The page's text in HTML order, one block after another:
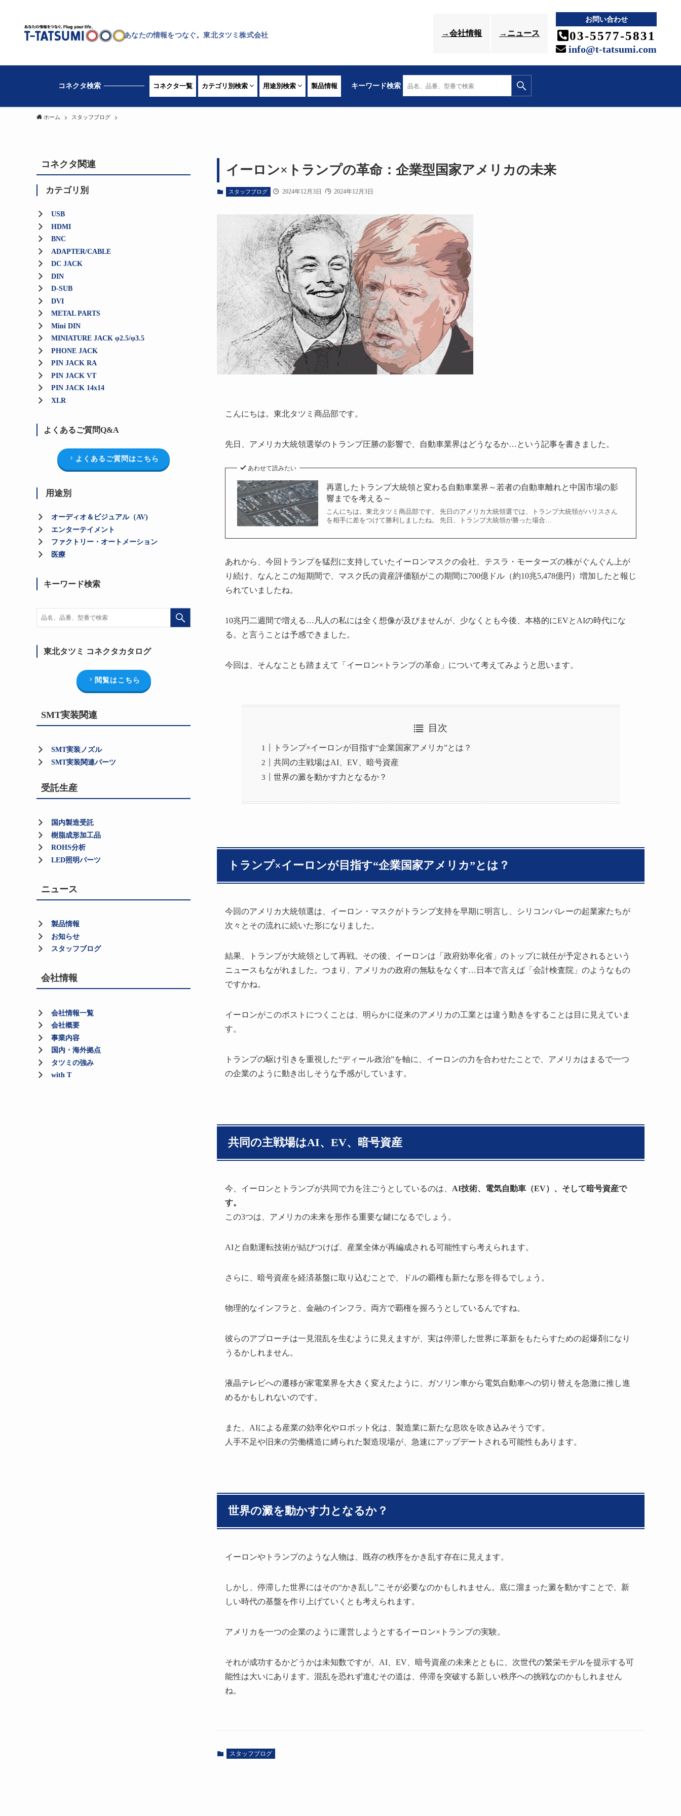
あなたの情報をつなぐ。東北タツミ株式会社 →会社情報 →ニュース
お問い合わせ
03-5577-5831
info@t-tatsumi.com
コネクタ一覧 カテゴリ別検索 用途別検索 製品情報 キーワード検索
ホーム スタッフブログ
イーロン×トランプの革命：企業型国家アメリカの未来
スタッフブログ 2024年12月3日 2024年12月3日
こんにちは。東北タツミ商品部です。
先日、アメリカ大統領選挙のトランプ圧勝の影響で、自動車業界はどうなるか…という記事を書きました。
あわせて読みたい
再選したトランプ大統領と変わる自動車業界～若者の自動車離れと中国市場の影
響までを考える～
こんにちは。東北タツミ商品部です。 先日のアメリカ大統領選では、トランプ大統領がハリスさん
を相手に差をつけて勝利しましたね。 先日、トランプ大統領が勝った場合…
あれから、今回トランプを猛烈に支持していたイーロンマスクの会社、テスラ・モーターズの株がぐんぐん上が
り続け、なんとこの短期間で、マスク氏の資産評価額がこの期間に700億ドル（約10兆5,478億円）増加したと報じ
られていましたね。
10兆円二週間で増える…凡人の私には全く想像が及びませんが、少なくとも今後、本格的にEVとAIの時代にな
る。と言うことは予感できました。
今回は、そんなことも踏まえて「イーロン×トランプの革命」について考えてみようと思います。
目次
トランプ×イーロンが目指す“企業国家アメリカ”とは？
共同の主戦場はAI、EV、暗号資産
世界の澱を動かす力となるか？
トランプ×イーロンが目指す“企業国家アメリカ”とは？
今回のアメリカ大統領選は、イーロン・マスクがトランプ支持を早期に明言し、シリコンバレーの起業家たちが
次々とその流れに続いた形になりました。
結果、トランプが大統領として再戦。その後、イーロンは「政府効率化省」のトップに就任が予定されるという
ニュースもながれました。つまり、アメリカの政府の無駄をなくす…日本で言えば「会計検査院」のようなもの
ですかね。
イーロンがこのポストにつくことは、明らかに従来のアメリカの工業とは違う動きをすることは目に見えていま
す。
トランプの駆け引きを重視した“ディール政治”を軸に、イーロンの力を合わせたことで、アメリカはまるで一つ
の企業のように動き出しそうな予感がしています。
共同の主戦場はAI、EV、暗号資産
今、イーロンとトランプが共同で力を注ごうとしているのは、 AI技術、電気自動車（EV）、そして暗号資産で
す。
この3つは、アメリカの未来を形作る重要な鍵になるでしょう。
AIと自動運転技術が結びつけば、産業全体が再編成される可能性すら考えられます。
さらに、暗号資産を経済基盤に取り込むことで、ドルの覇権も新たな形を得るでしょう。
物理的なインフラと、金融のインフラ。両方で覇権を握ろうとしているんですね。
彼らのアプローチは一見混乱を生むように見えますが、実は停滞した世界に革新をもたらすための起爆剤になり
うるかしれません。
液晶テレビへの遷移が家電業界を大きく変えたように、ガソリン車から電気自動車への切り替えを急激に推し進
めるかもしれないのです。
また、AIによる産業の効率化やロボット化は、製造業に新たな息吹を吹き込みそうです。
人手不足や旧来の労働構造に縛られた製造現場が、急速にアップデートされる可能性もあります。
世界の澱を動かす力となるか？
イーロンやトランプのような人物は、既存の秩序をかき乱す存在に見えます。
しかし、停滞した世界にはその“かき乱し”こそが必要なのかもしれません。底に溜まった澱を動かすことで、新
しい時代の基盤を作り上げていくとも考えられます。
アメリカを一つの企業のように運営しようとするイーロン×トランプの実験。
それが成功するかどうかは未知数ですが、AI、EV、暗号資産の未来とともに、次世代の繁栄モデルを提示する可
能性は大いにあります。混乱を恐れず進むその道は、停滞を突破する新しい秩序への挑戦なのかもしれません
ね。
スタッフブログ
コネクタ関連
カテゴリ別
USB
HDMI
BNC
ADAPTER/CABLE
DC JACK
DIN
D-SUB
DVI
METAL PARTS
Mini DIN
MINIATURE JACK φ2.5/φ3.5
PHONE JACK
PIN JACK RA
PIN JACK VT
PIN JACK 14x14
XLR
よくあるご質問Q&A
よくあるご質問はこちら
用途別
オーディオ＆ビジュアル（AV)
エンターテイメント
ファクトリー・オートメーション
医療
キーワード検索
東北タツミ コネクタカタログ
閲覧はこちら
SMT実装関連
SMT実装ノズル
SMT実装関連パーツ
受託生産
国内製造受託
樹脂成形加工品
ROHS分析
LED照明パーツ
ニュース
製品情報
お知らせ
スタッフブログ
会社情報
会社情報一覧
会社概要
事業内容
国内・海外拠点
タツミの強み
with T